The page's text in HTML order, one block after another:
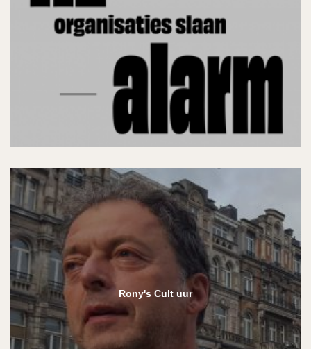
Rony's Cult uur